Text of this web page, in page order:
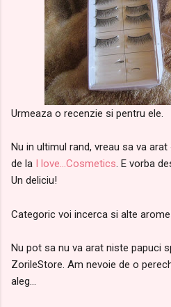
Urmeaza o recenzie si pentru ele.
Nu in ultimul rand, vreau sa va
de la I love...Cosmetics . E vorba
Un deliciu!
Categoric voi incerca si alte
Nu pot sa nu va arat niste papuci
ZorileStore. Am nevoie de o
aleg...